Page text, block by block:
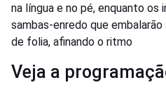
na língua e no pé, enquanto
sambas-enredo que
de folia, afinando o ritmo
Veja a